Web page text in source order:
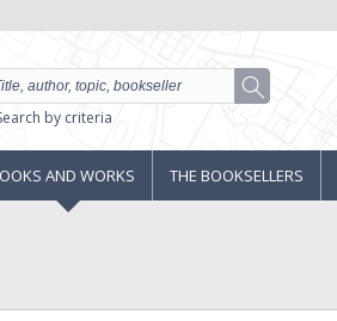
by criteria
AND WORKS THE BOOKSELLERS